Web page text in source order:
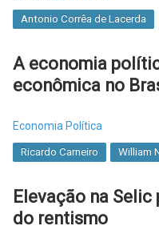
Antonio Corrêa de Lacerda
A economia
econômica no
Economia Política
Ricardo Carneiro William
Elevação na
do rentismo